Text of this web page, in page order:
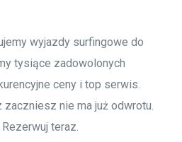
wyjazdy surfingowe do
tysiące zadowolonych
ceny i top serwis.
nie ma już odwrotu.
teraz.